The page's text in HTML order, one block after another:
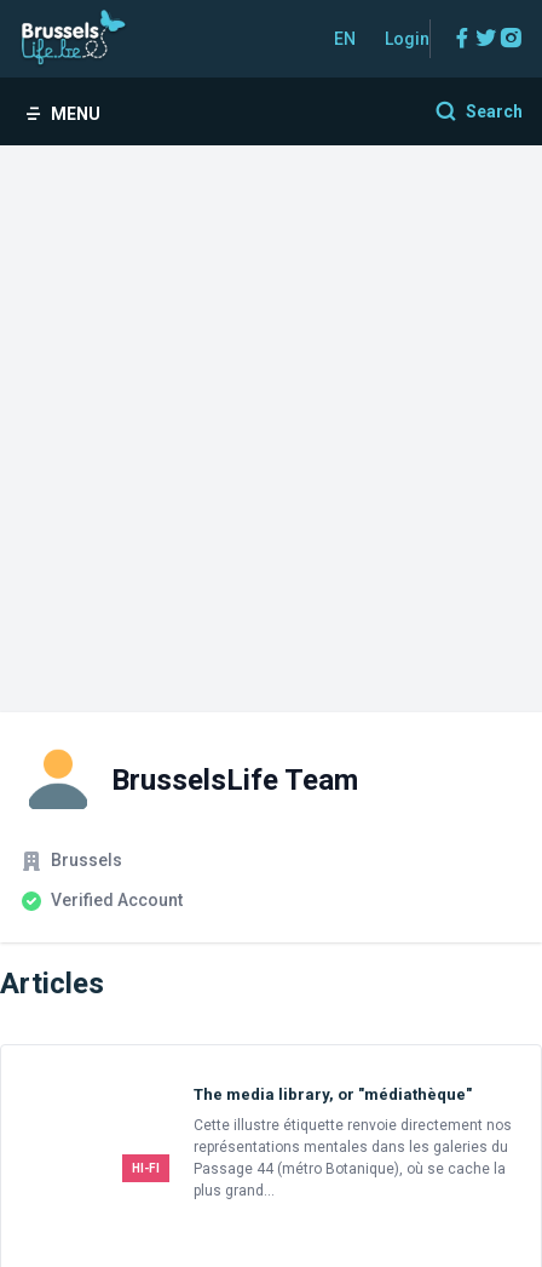
EN Login
MENU Search
BrusselsLife Team
Company
Brussels
Account Status
Verified Account
Articles
HI-FI
The media library, or "médiathèque"
Cette illustre étiquette renvoie directement nos
représentations mentales dans les galeries du
Passage 44 (métro Botanique), où se cache la
plus grand...